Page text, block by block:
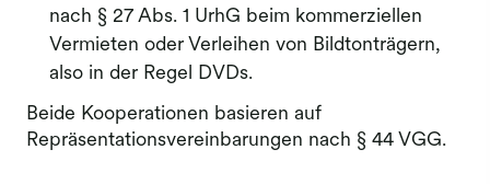
nach § 27 Abs. 1 UrhG beim kommerziellen
Vermieten oder Verleihen von Bildtonträgern,
also in der Regel DVDs.
Beide Kooperationen basieren auf
Repräsentationsvereinbarungen nach § 44 VGG.